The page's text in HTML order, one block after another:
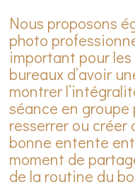
Nous proposons
photo
important pour
bureaux d’avoir
montrer
séance en
resserrer ou créer
bonne entente
moment de
de la routine du